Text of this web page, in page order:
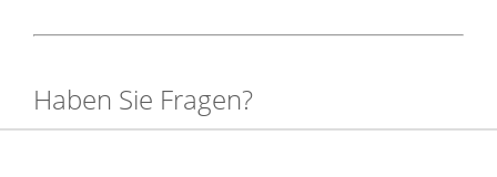
Haben Sie Fragen?